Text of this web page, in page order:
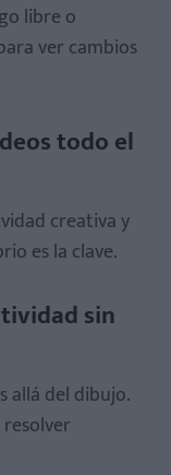
libre o
ver cambios
todo el
creativa y
es la clave.
sin
allá del dibujo.